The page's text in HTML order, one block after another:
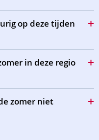
op deze tijden
in deze regio
zomer niet